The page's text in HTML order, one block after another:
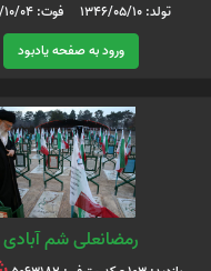
تولد: 1346/05/10 فوت: 1365/10/04
ورود به صفحه یادبود
رمضانعلی شم آبادی